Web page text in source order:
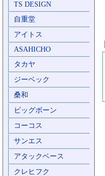
TS DESIGN
自重堂
アイトス
ASAHICHO
タカヤ
ジーベック
桑和
ビッグボーン
コーコス
サンエス
アタックベース
クレヒフク